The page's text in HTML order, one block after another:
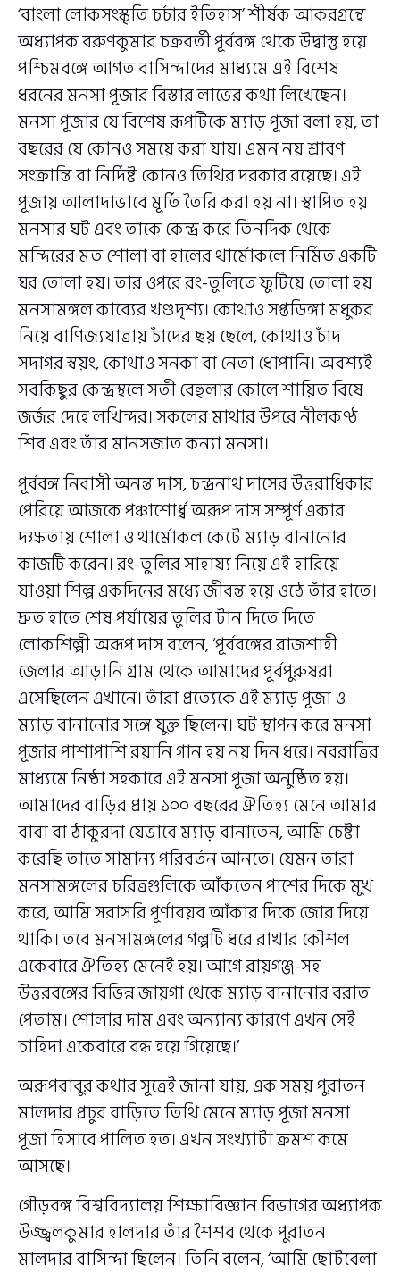
‘বাংলা লোকসংস্কৃতি চর্চার ইতিহাস’ শীর্ষক আকরগ্রন্থে
অধ্যাপক বরুণকুমার চক্রবর্তী পূর্ববঙ্গ থেকে উদ্বাস্তু হয়ে
পশ্চিমবঙ্গে আগত বাসিন্দাদের মাধ্যমে এই বিশেষ
ধরনের মনসা পূজার বিস্তার লাভের কথা লিখেছেন।
মনসা পূজার যে বিশেষ রূপটিকে ম্যাড় পূজা বলা হয়, তা
বছরের যে কোনও সময়ে করা যায়। এমন নয় শ্রাবণ
সংক্রান্তি বা নির্দিষ্ট কোনও তিথির দরকার রয়েছে। এই
পূজায় আলাদাভাবে মূর্তি তৈরি করা হয় না। স্থাপিত হয়
মনসার ঘট এবং তাকে কেন্দ্র করে তিনদিক থেকে
মন্দিরের মত শোলা বা হালের থার্মোকলে নির্মিত একটি
ঘর তোলা হয়। তার ওপরে রং-তুলিতে ফুটিয়ে তোলা হয়
মনসামঙ্গল কাব্যের খণ্ডদৃশ্য। কোথাও সপ্তডিঙ্গা মধুকর
নিয়ে বাণিজ্যযাত্রায় চাঁদের ছয় ছেলে, কোথাও চাঁদ
সদাগর স্বয়ং, কোথাও সনকা বা নেতা ধোপানি। অবশ্যই
সবকিছুর কেন্দ্রস্থলে সতী বেহুলার কোলে শায়িত বিষে
জর্জর দেহে লখিন্দর। সকলের মাথার উপরে নীলকণ্ঠ
শিব এবং তাঁর মানসজাত কন্যা মনসা।
পূর্ববঙ্গ নিবাসী অনন্ত দাস, চন্দ্রনাথ দাসের উত্তরাধিকার
পেরিয়ে আজকে পঞ্চাশোর্ধ্ব অরূপ দাস সম্পূর্ণ একার
দক্ষতায় শোলা ও থার্মোকল কেটে ম্যাড় বানানোর
কাজটি করেন। রং-তুলির সাহায্য নিয়ে এই হারিয়ে
যাওয়া শিল্প একদিনের মধ্যে জীবন্ত হয়ে ওঠে তাঁর হাতে।
দ্রুত হাতে শেষ পর্যায়ের তুলির টান দিতে দিতে
লোকশিল্পী অরূপ দাস বলেন, ‘পূর্ববঙ্গের রাজশাহী
জেলার আড়ানি গ্রাম থেকে আমাদের পূর্বপুরুষরা
এসেছিলেন এখানে। তাঁরা প্রত্যেকে এই ম্যাড় পূজা ও
ম্যাড় বানানোর সঙ্গে যুক্ত ছিলেন। ঘট স্থাপন করে মনসা
পূজার পাশাপাশি রয়ানি গান হয় নয় দিন ধরে। নবরাত্রির
মাধ্যমে নিষ্ঠা সহকারে এই মনসা পূজা অনুষ্ঠিত হয়।
আমাদের বাড়ির প্রায় ১০০ বছরের ঐতিহ্য মেনে আমার
বাবা বা ঠাকুরদা যেভাবে ম্যাড় বানাতেন, আমি চেষ্টা
করেছি তাতে সামান্য পরিবর্তন আনতে। যেমন তারা
মনসামঙ্গলের চরিত্রগুলিকে আঁকতেন পাশের দিকে মুখ
করে, আমি সরাসরি পূর্ণাবয়ব আঁকার দিকে জোর দিয়ে
থাকি। তবে মনসামঙ্গলের গল্পটি ধরে রাখার কৌশল
একেবারে ঐতিহ্য মেনেই হয়। আগে রায়গঞ্জ-সহ
উত্তরবঙ্গের বিভিন্ন জায়গা থেকে ম্যাড় বানানোর বরাত
পেতাম। শোলার দাম এবং অন্যান্য কারণে এখন সেই
চাহিদা একেবারে বন্ধ হয়ে গিয়েছে।’
অরূপবাবুর কথার সূত্রেই জানা যায়, এক সময় পুরাতন
মালদার প্রচুর বাড়িতে তিথি মেনে ম্যাড় পূজা মনসা
পূজা হিসাবে পালিত হত। এখন সংখ্যাটা ক্রমশ কমে
আসছে।
গৌড়বঙ্গ বিশ্ববিদ্যালয় শিক্ষাবিজ্ঞান বিভাগের অধ্যাপক
উজ্জ্বলকুমার হালদার তাঁর শৈশব থেকে পুরাতন
মালদার বাসিন্দা ছিলেন। তিনি বলেন, ‘আমি ছোটবেলা